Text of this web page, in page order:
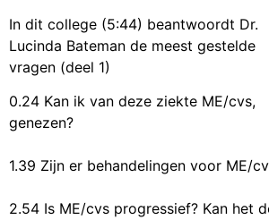
In dit college (5:44) beantwoordt Dr.
Lucinda Bateman de meest gestelde
vragen (deel 1)
0.24 Kan ik van deze ziekte ME/cvs,
genezen?
1.39 Zijn er behandelingen voor ME/
2.54 Is ME/cvs progressief? Kan het